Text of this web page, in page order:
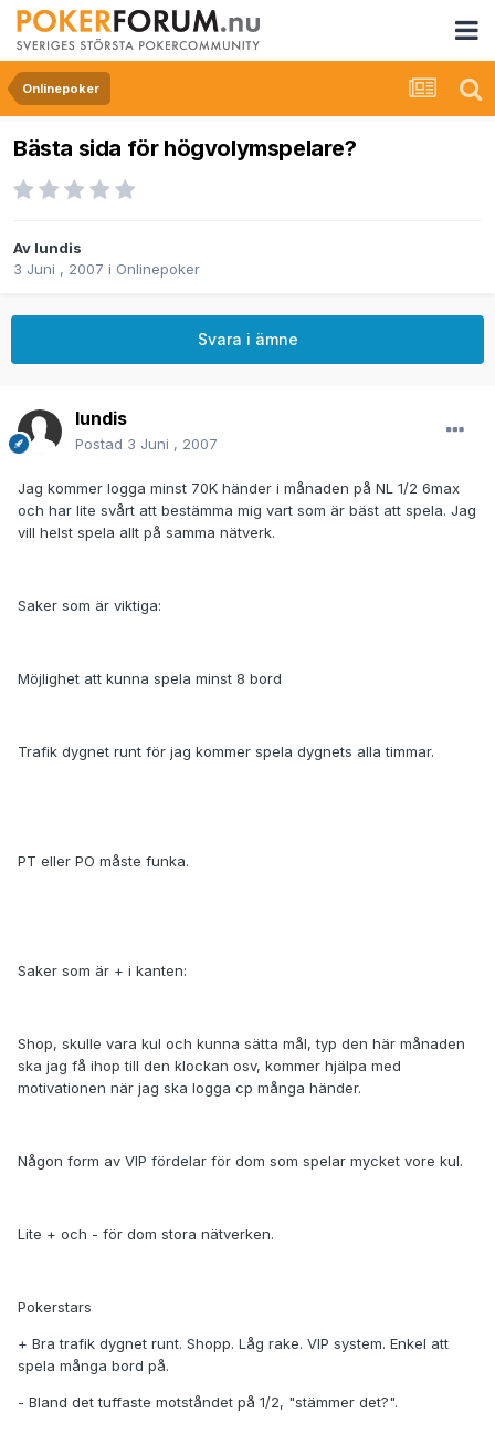
Onlinepoker
Bästa sida för högvolymspelare?
Av lundis
3 Juni , 2007 i Onlinepoker
Svara i ämne
lundis
Postad 3 Juni , 2007
Jag kommer logga minst 70K händer i månaden på NL 1/2 6max
och har lite svårt att bestämma mig vart som är bäst att spela. Jag
vill helst spela allt på samma nätverk.
Saker som är viktiga:
Möjlighet att kunna spela minst 8 bord
Trafik dygnet runt för jag kommer spela dygnets alla timmar.
PT eller PO måste funka.
Saker som är + i kanten:
Shop, skulle vara kul och kunna sätta mål, typ den här månaden
ska jag få ihop till den klockan osv, kommer hjälpa med
motivationen när jag ska logga cp många händer.
Någon form av VIP fördelar för dom som spelar mycket vore kul.
Lite + och - för dom stora nätverken.
Pokerstars
+ Bra trafik dygnet runt. Shopp. Låg rake. VIP system. Enkel att
spela många bord på.
- Bland det tuffaste motståndet på 1/2, "stämmer det?".